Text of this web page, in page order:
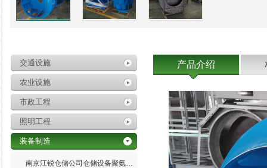
交通设施
农业设施
市政工程
照明工程
装备制造
南京江锐仓储公司仓储设备聚氨酯喷涂厂
产品介绍